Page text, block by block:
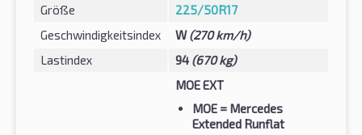
Größe
225/50R17
Geschwindigkeitsindex
W(270 km/h)
Lastindex
94 (670 kg)
MOE EXT
MOE = Mercedes
Extended Runflat